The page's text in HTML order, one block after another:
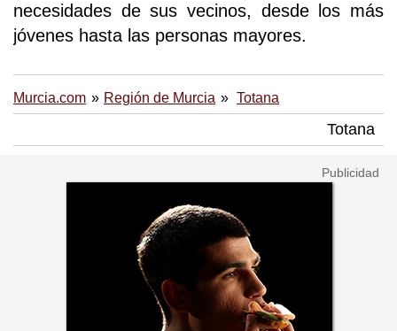
necesidades de sus vecinos, desde los más
jóvenes hasta las personas mayores.
Murcia.com Región de Murcia Totana
Totana